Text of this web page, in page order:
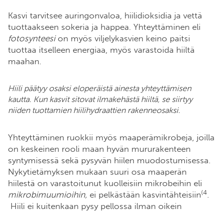
Kasvi tarvitsee auringonvaloa, hiilidioksidia ja vettä
tuottaakseen sokeria ja happea. Yhteyttäminen eli
fotosynteesion myös viljelykasvien keino paitsi
tuottaa itselleen energiaa, myös varastoida hiiltä
maahan.
Hiili päätyy osaksi eloperäistä ainesta yhteyttämisen
kautta. Kun kasvit sitovat ilmakehästä hiiltä, se siirtyy
niiden tuottamien hiilihydraattien rakenneosaksi.
Yhteyttäminen ruokkii myös maaperämikrobeja, joilla
on keskeinen rooli maan hyvän mururakenteen
syntymisessä sekä pysyvän hiilen muodostumisessa.
Nykytietämyksen mukaan suuri osa maaperän
hiilestä on varastoitunut kuolleisiin mikrobeihin eli
mikrobimuumioihin, ei pelkästään kasvintähteisiin(4.
Hiili ei kuitenkaan pysy pellossa ilman oikein